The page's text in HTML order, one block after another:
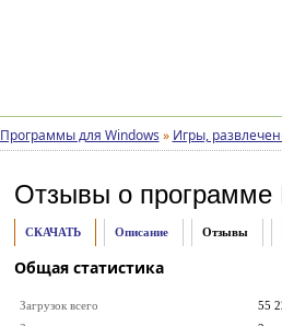
Программы для Windows » Игры,
Отзывы о программе
СКАЧАТЬ Описание Отзывы
Общая статистика
Загрузок всего
55